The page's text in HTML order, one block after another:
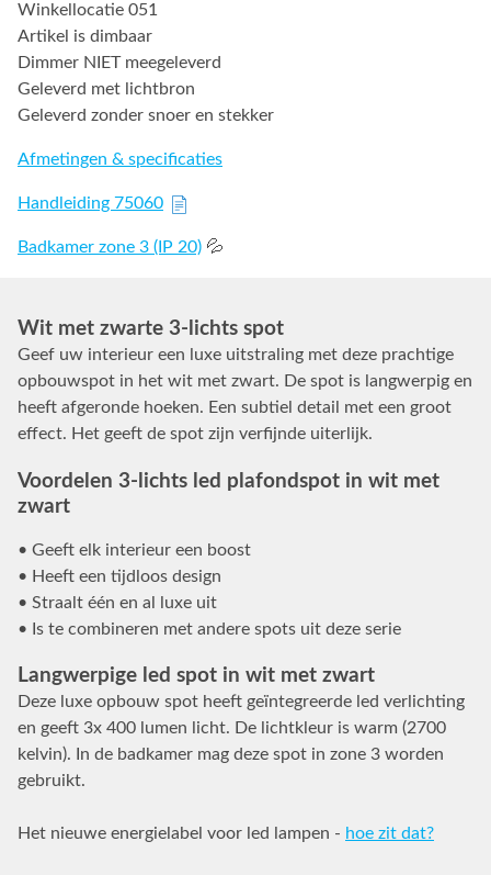
Winkellocatie 051
Artikel is dimbaar
Dimmer NIET meegeleverd
Geleverd met lichtbron
Geleverd zonder snoer en stekker
Afmetingen & specificaties
Handleiding 75060
Badkamer zone 3 (IP 20) 💦
Wit met zwarte 3-lichts spot
Geef uw interieur een luxe uitstraling met deze prachtige
opbouwspot in het wit met zwart. De spot is langwerpig en
heeft afgeronde hoeken. Een subtiel detail met een groot
effect. Het geeft de spot zijn verfijnde uiterlijk.
Voordelen 3-lichts led plafondspot in wit met
zwart
• Geeft elk interieur een boost
• Heeft een tijdloos design
• Straalt één en al luxe uit
• Is te combineren met andere spots uit deze serie
Langwerpige led spot in wit met zwart
Deze luxe opbouw spot heeft geïntegreerde led verlichting
en geeft 3x 400 lumen licht. De lichtkleur is warm (2700
kelvin). In de badkamer mag deze spot in zone 3 worden
gebruikt.
Het nieuwe energielabel voor led lampen - hoe zit dat?